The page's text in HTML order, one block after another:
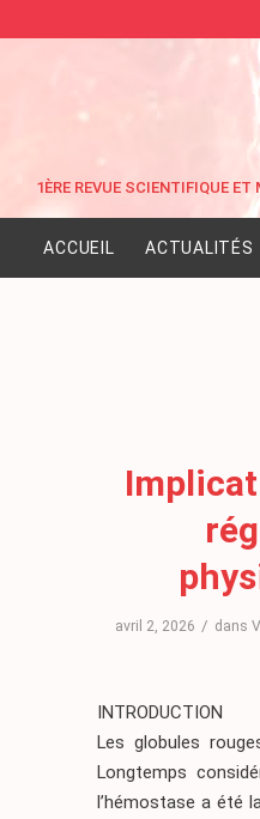
ACCUEIL ACTUALITÉS
avril 2, 2026 / dans
INTRODUCTION
Les globules
Longtemps
l’hémostase a été